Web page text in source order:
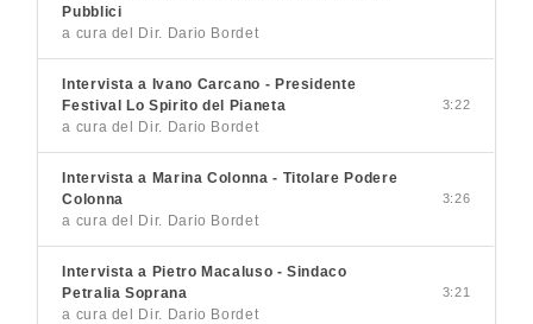
Pubblici
a cura del Dir. Dario Bordet
Intervista a Ivano Carcano - Presidente
Festival Lo Spirito del Pianeta
a cura del Dir. Dario Bordet
3:22
Intervista a Marina Colonna - Titolare Podere
Colonna
a cura del Dir. Dario Bordet
3:26
Intervista a Pietro Macaluso - Sindaco
Petralia Soprana
a cura del Dir. Dario Bordet
3:21